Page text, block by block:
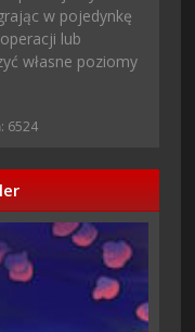
w pojedynkę
lub
własne poziomy
6524